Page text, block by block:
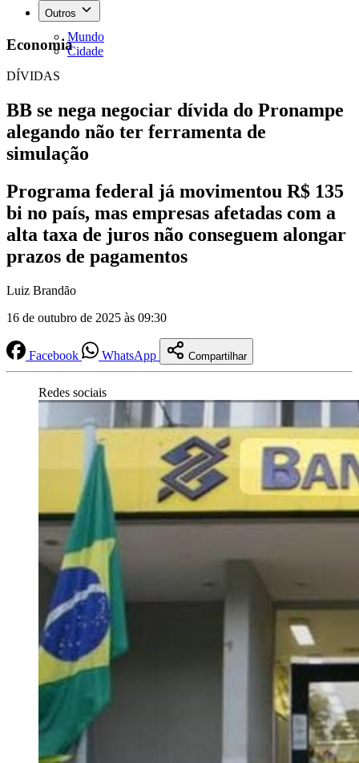
Outros
Mundo
Cidade
Economia
DÍVIDAS
BB se nega negociar dívida do Pronampe
alegando não ter ferramenta de
simulação
Programa federal já movimentou R$ 135
bi no país, mas empresas afetadas com a
alta taxa de juros não conseguem alongar
prazos de pagamentos
Luiz Brandão
16 de outubro de 2025 às 09:30
Facebook WhatsApp Compartilhar
Redes sociais